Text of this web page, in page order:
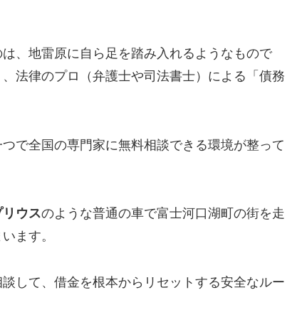
、地雷原に自ら足を踏み入れるようなもので
法律のプロ（弁護士や司法書士）による「債務
で全国の専門家に無料相談できる環境が整って
リウスのような普通の車で富士河口湖町の街を走
ます。
して、借金を根本からリセットする安全なルー